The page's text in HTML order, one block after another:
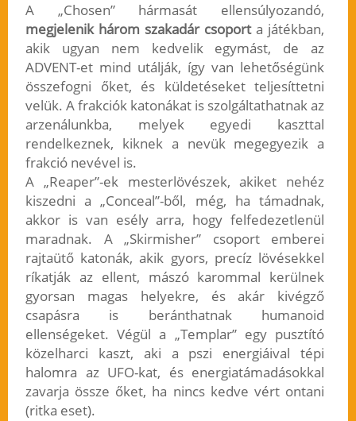
A „Chosen” hármasát ellensúlyozandó,
megjelenik három szakadár csoporta játékban,
akik ugyan nem kedvelik egymást, de az
ADVENT-et mind utálják, így van lehetőségünk
összefogni őket, és küldetéseket teljesíttetni
velük. A frakciók katonákat is szolgáltathatnak az
arzenálunkba, melyek egyedi kaszttal
rendelkeznek, kiknek a nevük megegyezik a
frakció nevével is.
A „Reaper”-ek mesterlövészek, akiket nehéz
kiszedni a „Conceal”-ből, még, ha támadnak,
akkor is van esély arra, hogy felfedezetlenül
maradnak. A „Skirmisher” csoport emberei
rajtaütő katonák, akik gyors, precíz lövésekkel
ríkatják az ellent, mászó karommal kerülnek
gyorsan magas helyekre, és akár kivégző
csapásra is beránthatnak humanoid
ellenségeket. Végül a „Templar” egy pusztító
közelharci kaszt, aki a pszi energiáival tépi
halomra az UFO-kat, és energiatámadásokkal
zavarja össze őket, ha nincs kedve vért ontani
(ritka eset).